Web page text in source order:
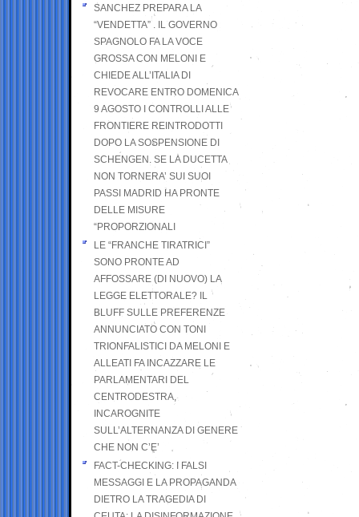
SANCHEZ PREPARA LA
“VENDETTA” . IL GOVERNO
SPAGNOLO FA LA VOCE
GROSSA CON MELONI E
CHIEDE ALL’ITALIA DI
REVOCARE ENTRO DOMENICA
9 AGOSTO I CONTROLLI ALLE
FRONTIERE REINTRODOTTI
DOPO LA SOSPENSIONE DI
SCHENGEN. SE LA DUCETTA
NON TORNERA’ SUI SUOI
PASSI MADRID HA PRONTE
DELLE MISURE
“PROPORZIONALI
LE “FRANCHE TIRATRICI”
SONO PRONTE AD
AFFOSSARE (DI NUOVO) LA
LEGGE ELETTORALE? IL
BLUFF SULLE PREFERENZE
ANNUNCIATO CON TONI
TRIONFALISTICI DA MELONI E
ALLEATI FA INCAZZARE LE
PARLAMENTARI DEL
CENTRODESTRA,
INCAROGNITE
SULL’ALTERNANZA DI GENERE
CHE NON C’E’
FACT-CHECKING: I FALSI
MESSAGGI E LA PROPAGANDA
DIETRO LA TRAGEDIA DI